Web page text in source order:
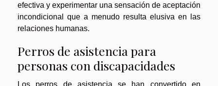
efectiva y experimentar una sensación de aceptación
incondicional que a menudo resulta elusiva en las
relaciones humanas.
Perros de asistencia para
personas con discapacidades
Los perros de asistencia se han convertido en